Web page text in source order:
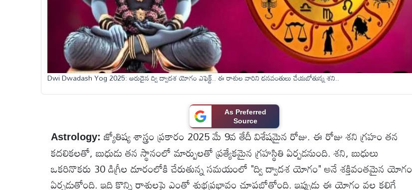
ఉద్యోగాలు
వ్యవసాయం
Dwi Dwadash Yog 2025: అరుదైన ద్వి ద్వాదశ యోగం ఎఫెక్ట్.. ఈ రాశుల వారిని ధనవంతులు చేయబోతున్న శని..
As Preferred
Source
Astrology: జ్యోతిష్య శాస్త్రం ప్రకారం 2025 మే 9వ తేదీ విశేషమైన రోజు. ఈ రోజు శని గ్రహం తన
కదలికలతో, బుధుడు తన స్థానంలో మార్పులతో ప్రత్యేకమైన గ్రహస్థితి ఏర్పడనుంది. శని, బుధులు
ఒకరినొకరు 30 డిగ్రీల దూరంలోకి చేరుతున్న సమయంలో "ద్వి ద్వాదశ యోగం" అనే శక్తివంతమైన యోగం
ఏర్పడుతోంది. ఇది కొన్ని రాశులపై ఎంతో శుభప్రభావం చూపబోతోంది. ఇప్పుడు ఈ యోగం వల్ల కలిగే